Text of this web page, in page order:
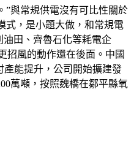
”與常規供電沒有可比性關於
式，是小題大做，和常規電
油田、齊魯石化等耗電企
招風的動作還在後面。中國
產能提升，公司開始擴建發
萬噸，按照魏橋在鄒平縣氧